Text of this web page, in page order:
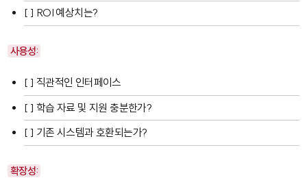
[ ] ROI 예상치는?
사용성:
[ ] 직관적인 인터페이스
[ ] 학습 자료 및 지원 충분한가?
[ ] 기존 시스템과 호환되는가?
확장성: